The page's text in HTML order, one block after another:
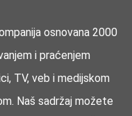
osnovana 2000
i praćenjem
TV, veb i medijskom
Naš sadržaj možete